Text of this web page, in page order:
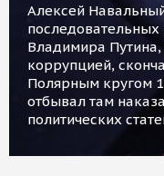
Алексей
Владимира
коррупцией,
Полярным кругом
отбывал там
политических